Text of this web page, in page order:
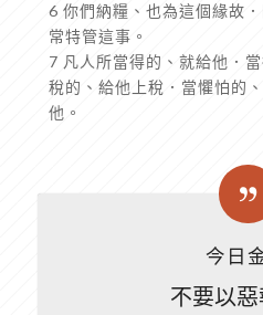
6 你們納糧、也為這個緣故
常特管這事。
7 凡人所當得的、就給他．
稅的、給他上稅．當懼怕的
他。
今日
不要以惡